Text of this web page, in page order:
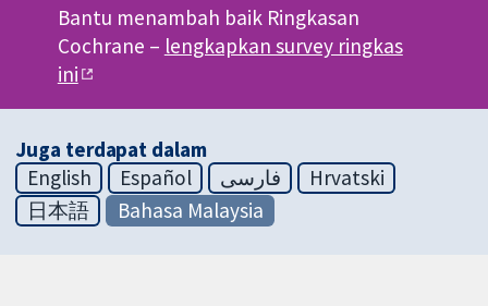
Bantu menambah baik Ringkasan
Cochrane – lengkapkan survey ringkas
ini
Juga terdapat dalam
English
Español فارسی
Hrvatski
日本語
Bahasa Malaysia